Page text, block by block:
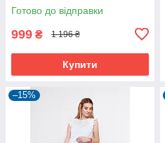
Готово до відправки
999 ₴ 1 196 ₴
Купити
–15%